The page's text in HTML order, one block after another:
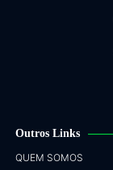
Outros Links
QUEM SOMOS